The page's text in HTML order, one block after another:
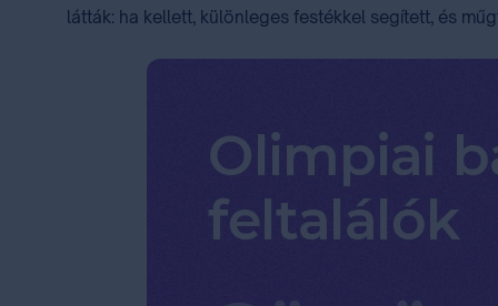
látták: ha kellett, különleges festékkel segített, és